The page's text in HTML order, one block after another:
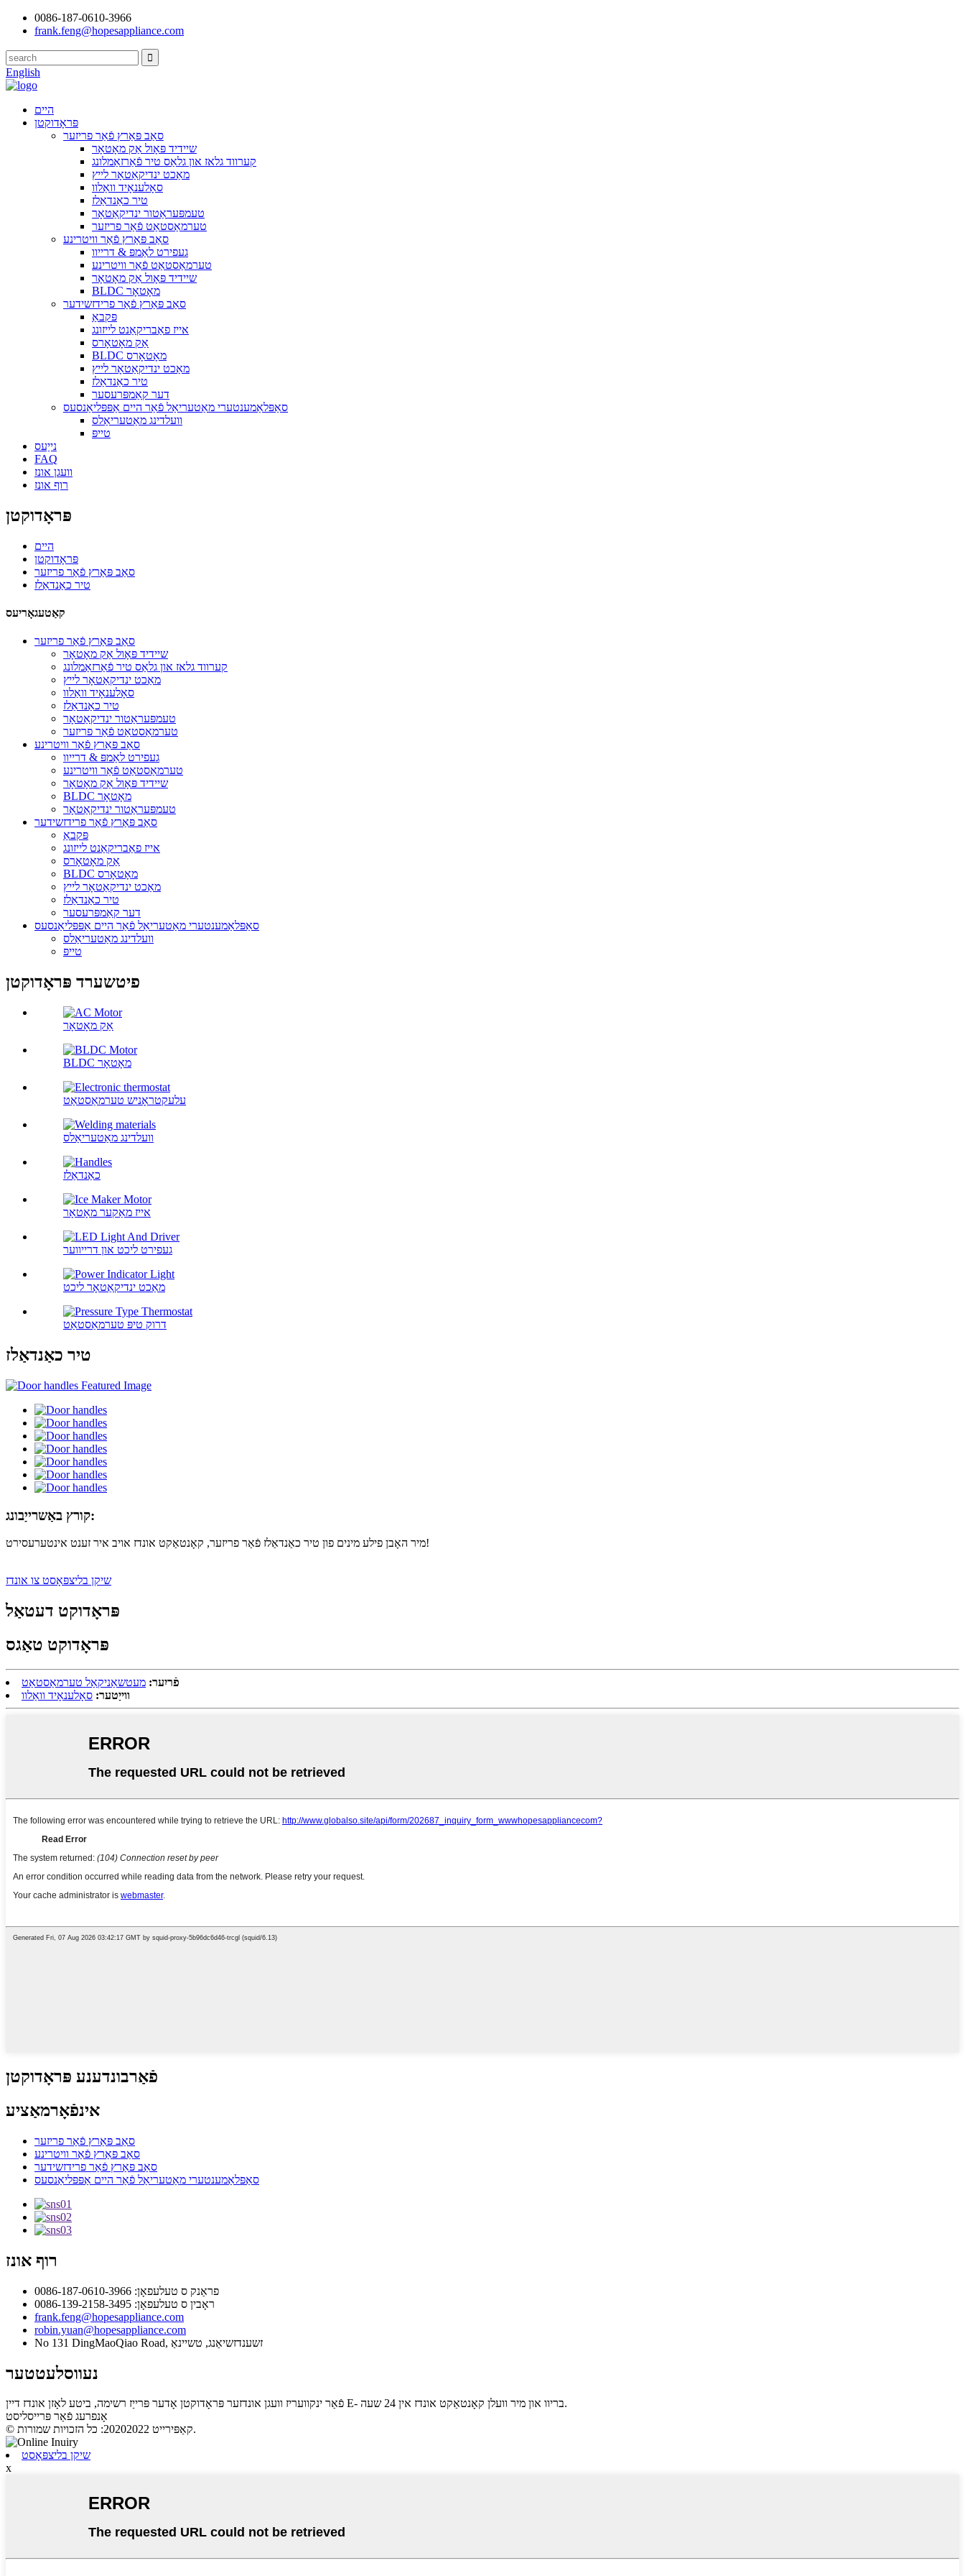
0086-187-0610-3966
frank.feng@hopesappliance.com
English
היים
פּראָדוקטן
סאַב פּאַרץ פֿאַר פריזער
שיידיד פּאָול אַק מאָטאָר
קערווד גלאז און גלאַס טיר פֿאַרזאַמלונג
מאַכט ינדיקאַטאָר לייץ
סאָלענאָיד וואַלוו
טיר כאַנדאַלז
טעמפּעראַטור ינדיקאַטאָר
טערמאַסטאַט פֿאַר פריזער
סאַב פּאַרץ פֿאַר וויטרינע
געפירט לאַמפּ & דרייוו
טערמאַסטאַט פֿאַר וויטרינע
שיידיד פּאָול אַק מאָטאָר
BLDC מאָטאָר
סאַב פּאַרץ פֿאַר פרידזשידער
פּקבאַ
אייז פאַבריקאַנט לייזונג
אַק מאָטאָרס
BLDC מאָטאָרס
מאַכט ינדיקאַטאָר לייץ
טיר כאַנדאַלז
דער קאַמפּרעסער
סאַפּלאַמענטערי מאַטעריאַל פֿאַר היים אַפּפּליאַנסעס
וועלדינג מאַטעריאַלס
טייפּ
נייַעס
FAQ
וועגן אונז
רוף אונז
פּראָדוקטן
היים
פּראָדוקטן
סאַב פּאַרץ פֿאַר פריזער
טיר כאַנדאַלז
קאַטעגאָריעס
סאַב פּאַרץ פֿאַר פריזער
שיידיד פּאָול אַק מאָטאָר
קערווד גלאז און גלאַס טיר פֿאַרזאַמלונג
מאַכט ינדיקאַטאָר לייץ
סאָלענאָיד וואַלוו
טיר כאַנדאַלז
טעמפּעראַטור ינדיקאַטאָר
טערמאַסטאַט פֿאַר פריזער
סאַב פּאַרץ פֿאַר וויטרינע
געפירט לאַמפּ & דרייוו
טערמאַסטאַט פֿאַר וויטרינע
שיידיד פּאָול אַק מאָטאָר
BLDC מאָטאָר
טעמפּעראַטור ינדיקאַטאָר
סאַב פּאַרץ פֿאַר פרידזשידער
פּקבאַ
אייז פאַבריקאַנט לייזונג
אַק מאָטאָרס
BLDC מאָטאָרס
מאַכט ינדיקאַטאָר לייץ
טיר כאַנדאַלז
דער קאַמפּרעסער
סאַפּלאַמענטערי מאַטעריאַל פֿאַר היים אַפּפּליאַנסעס
וועלדינג מאַטעריאַלס
טייפּ
פיטשערד פּראָדוקטן
אַק מאָטאָר
BLDC מאָטאָר
עלעקטראָניש טערמאַסטאַט
וועלדינג מאַטעריאַלס
כאַנדאַלז
אייז מאַקער מאָטאָר
געפירט ליכט און דרייווער
מאַכט ינדיקאַטאָר ליכט
דרוק טיפּ טערמאַסטאַט
טיר כאַנדאַלז
קורץ באַשרייַבונג:
מיר האָבן פילע מינים פון טיר כאַנדאַלז פֿאַר פריזער, קאָנטאַקט אונדז אויב איר זענט אינטערעסירט!
שיקן בליצפּאָסט צו אונדז
פּראָדוקט דעטאַל
פּראָדוקט טאַגס
פֿריִער: מעטשאַניקאַל טערמאַסטאַט
ווייַטער: סאָלענאָיד וואַלוו
פֿאַרבונדענע פּראָדוקטן
אינפֿאָרמאַציע
סאַב פּאַרץ פֿאַר פריזער
סאַב פּאַרץ פֿאַר וויטרינע
סאַב פּאַרץ פֿאַר פרידזשידער
סאַפּלאַמענטערי מאַטעריאַל פֿאַר היים אַפּפּליאַנסעס
רוף אונז
פראַנק ס טעלעפאָן: 0086-187-0610-3966
ראָבין ס טעלעפאָן: 0086-139-2158-3495
frank.feng@hopesappliance.com
robin.yuan@hopesappliance.com
No 131 DingMaoQiao Road, זשענדזשיאַנג, טשיינאַ
נעווסלעטטער
פֿאַר ינקוועריז וועגן אונדזער פּראָדוקטן אָדער פּרייַז רשימה, ביטע לאָזן אונדז דיין E- בריוו און מיר וועלן קאָנטאַקט אונדז אין 24 שעה.
אָנפרעג פֿאַר פּרייסליסט
© קאַפּירייט 20202022: כל הזכויות שמורות.
שיקן בליצפּאָסט
x